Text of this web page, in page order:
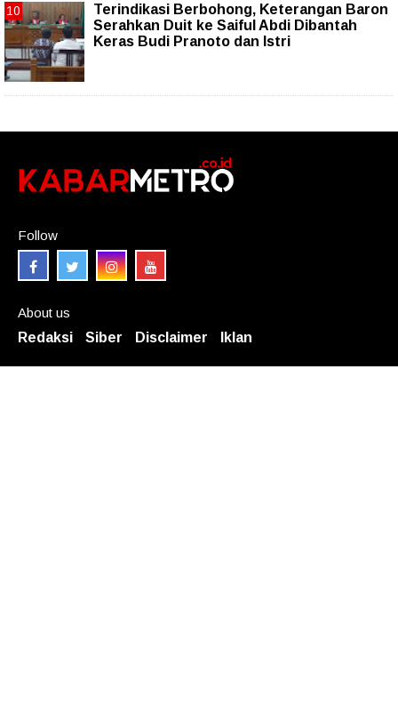
Terindikasi Berbohong, Keterangan Baron
Serahkan Duit ke Saiful Abdi Dibantah
Keras Budi Pranoto dan Istri
Follow
About us
Redaksi
Siber Disclaimer Iklan